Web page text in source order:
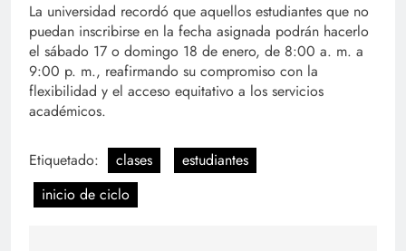
La universidad recordó que aquellos estudiantes que no
puedan inscribirse en la fecha asignada podrán hacerlo
el sábado 17 o domingo 18 de enero, de 8:00 a. m. a
9:00 p. m., reafirmando su compromiso con la
flexibilidad y el acceso equitativo a los servicios
académicos.
Etiquetado: clases
estudiantes
inicio de ciclo